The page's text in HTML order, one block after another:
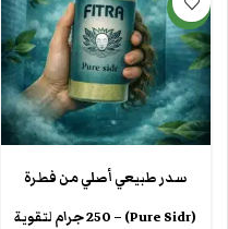
جديد
سدر طبيعي أصلي من فطرة
(Pure Sidr) – 250 جرام لتقوية